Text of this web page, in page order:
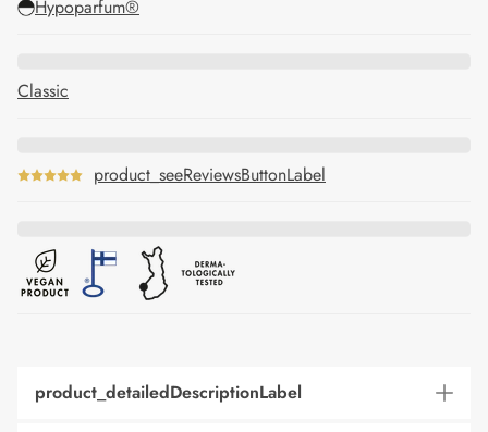
Hypoparfum®
Classic
product_seeReviewsButtonLabel
product_detailedDescriptionLabel